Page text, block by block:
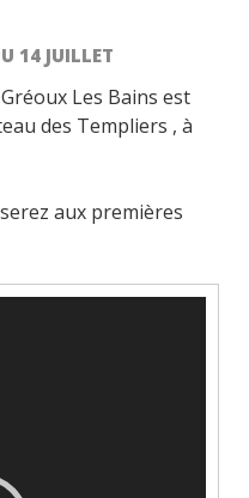
14 JUILLET
Les Bains est
des Templiers , à
aux premières